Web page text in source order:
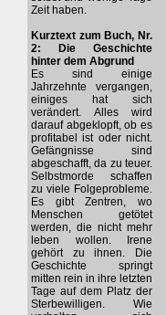
Zeit haben.
Kurztext zum Buch, Nr.
2: Die Geschichte
hinter dem Abgrund
Es sind einige
Jahrzehnte vergangen,
einiges hat sich
verändert. Alles wird
darauf abgeklopft, ob es
profitabel ist oder nicht.
Gefängnisse sind
abgeschafft, da zu teuer.
Selbstmorde schaffen
zu viele Folgeprobleme.
Es gibt Zentren, wo
Menschen getötet
werden, die nicht mehr
leben wollen. Irene
gehört zu ihnen. Die
Geschichte springt
mitten rein in ihre letzten
Tage auf dem Platz der
Sterbewilligen. Wie